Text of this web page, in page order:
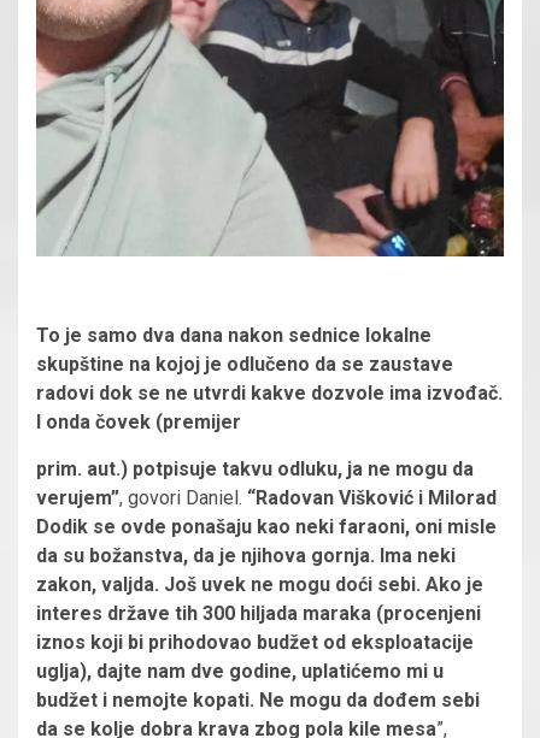
To je samo dva dana nakon sednice lokalne
skupštine na kojoj je odlučeno da se zaustave
radovi dok se ne utvrdi kakve dozvole ima izvođač.
I onda čovek (premijer
prim. aut.) potpisuje takvu odluku, ja ne mogu da
verujem”, govori Daniel. “Radovan Višković i Milorad
Dodik se ovde ponašaju kao neki faraoni, oni misle
da su božanstva, da je njihova gornja. Ima neki
zakon, valjda. Još uvek ne mogu doći sebi. Ako je
interes države tih 300 hiljada maraka (procenjeni
iznos koji bi prihodovao budžet od eksploatacije
uglja), dajte nam dve godine, uplatićemo mi u
budžet i nemojte kopati. Ne mogu da dođem sebi
da se kolje dobra krava zbog pola kile mesa”,